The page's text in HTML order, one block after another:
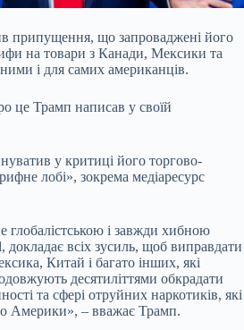
припущення, що запроваджені його
на товари з Канади, Мексики та
і для самих американців.
це Трамп написав у своїй
у критиці його торгово-
лобі», зокрема медіаресурс
глобалістською і завжди хибною
докладає всіх зусиль, щоб виправдати
Китай і багато інших, які
десятиліттями обкрадати
та сфері отруйних наркотиків, які
Америки», – вважає Трамп.